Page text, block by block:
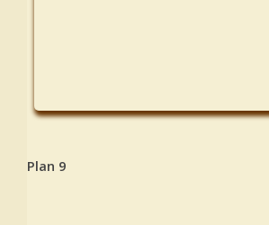
Plan 9